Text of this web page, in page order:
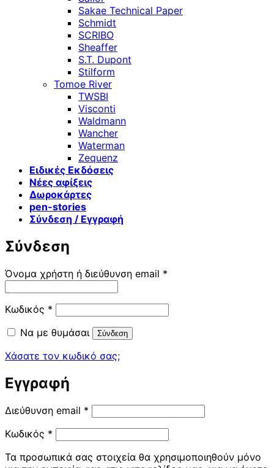
Sakae Technical Paper
Schmidt
SCRIBO
Sheaffer
S.T. Dupont
Stilform
Tomoe River
TWSBI
Visconti
Waldmann
Wancher
Waterman
Zequenz
Ειδικές Εκδόσεις
Νέες αφίξεις
Δωροκάρτες
pen-stories
Σύνδεση / Εγγραφή
Σύνδεση
Όνομα χρήστη ή διεύθυνση email *
Κωδικός * Απαιτείται
Να με θυμάσαι
Σύνδεση
Χάσατε τον κωδικό σας;
Εγγραφή
Διεύθυνση email * Απαιτείται
Κωδικός * Απαιτείται
Τα προσωπικά σας στοιχεία θα χρησιμοποιηθούν μόνο